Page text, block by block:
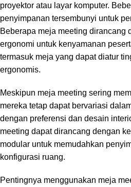
proyektor atau layar komputer.
penyimpanan tersembunyi untuk
Beberapa meja meeting dirancang
ergonomi untuk kenyamanan
termasuk meja yang dapat diatur
ergonomis.
Meskipun meja meeting sering
mereka tetap dapat bervariasi
dengan preferensi dan desain
meeting dapat dirancang dengan
modular untuk memudahkan
konfigurasi ruang.
Pentingnya menggunakan meja